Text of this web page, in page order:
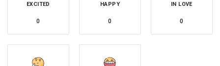
EXCITED
0
HAPPY
0
IN LOVE
0